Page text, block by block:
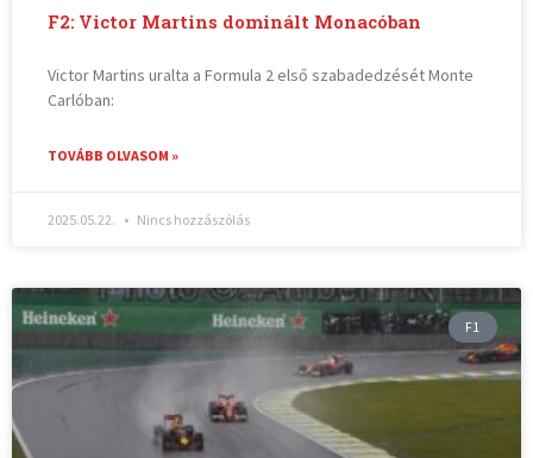
F2: Victor Martins dominált Monacóban
Victor Martins uralta a Formula 2 első szabadedzését Monte
Carlóban:
TOVÁBB OLVASOM »
2025.05.22. Nincs hozzászólás
F1